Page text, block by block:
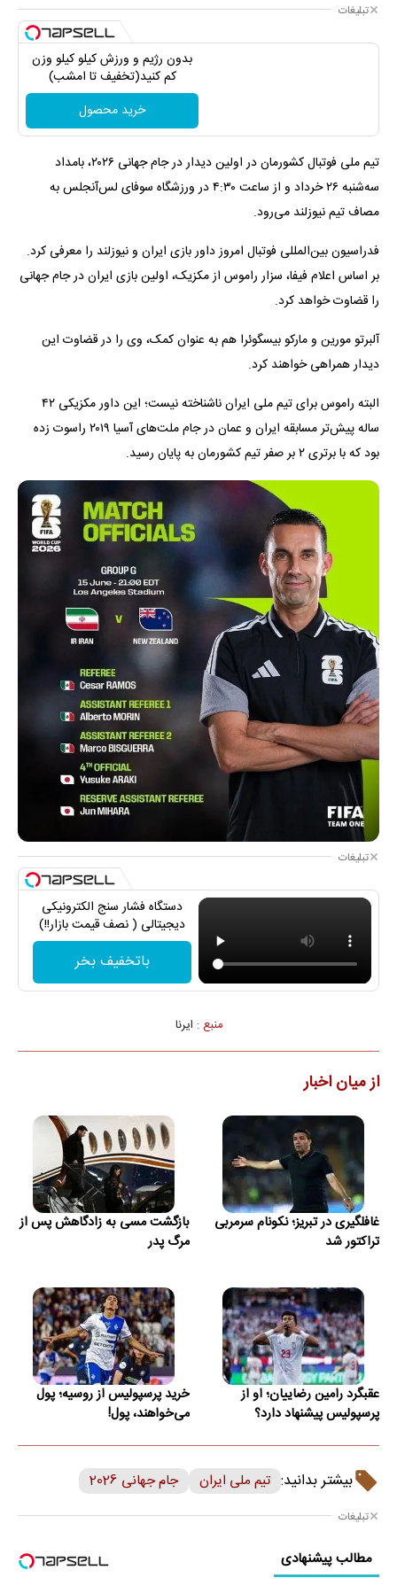
تبلیغات
بدون رژیم و ورزش کیلو کیلو وزن
کم کنید(تخفیف تا امشب)
خرید محصول
تیم ملی فوتبال کشورمان در اولین دیدار در جام جهانی ۲۰۲۶، بامداد
سه‌شنبه ۲۶ خرداد و از ساعت ۴:۳۰ در ورزشگاه سوفای لس‌آنجلس به
مصاف تیم نیوزلند می‌رود.
فدراسیون بین‌المللی فوتبال امروز داور بازی ایران و نیوزلند را معرفی کرد.
بر اساس اعلام فیفا، سزار راموس از مکزیک، اولین بازی ایران در جام جهانی
را قضاوت خواهد کرد.
آلبرتو مورین و مارکو بیسگوئرا هم به عنوان کمک، وی را در قضاوت این
دیدار همراهی خواهند کرد.
البته راموس برای تیم ملی ایران ناشناخته نیست؛ این داور مکزیکی ۴۲
ساله پیش‌تر مسابقه ایران و عمان در جام ملت‌های آسیا ۲۰۱۹ راسوت زده
بود که با برتری ۲ بر صفر تیم کشورمان به پایان رسید.
تبلیغات
دستگاه فشار سنج الکترونیکی
دیجیتالی ( نصف قیمت بازار!!)
باتخفیف بخر
منبع : ایرنا
از میان اخبار
غافلگیری در تبریز؛ نکونام سرمربی
تراکتور شد
بازگشت مسی به زادگاهش پس از
مرگ پدر
عقبگرد رامین رضاییان؛ او از
پرسپولیس پیشنهاد دارد؟
خرید پرسپولیس از روسیه؛ پول
می‌خواهند، پول!
بیشتر بدانید: تیم ملی ایران جام جهانی 2026
تبلیغات
مطالب پیشنهادی